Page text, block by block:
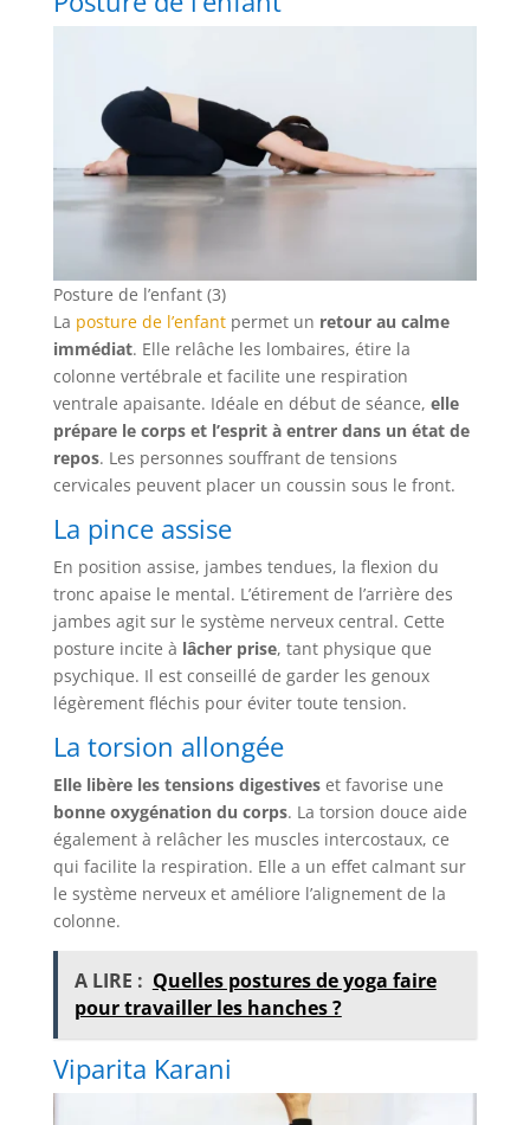
Posture de l’enfant (3)
La posture de l’enfantpermet un retour au calme
immédiat. Elle relâche les lombaires, étire la
colonne vertébrale et facilite une respiration
ventrale apaisante. Idéale en début de séance, elle
prépare le corps et l’esprit à entrer dans un état de
repos. Les personnes souffrant de tensions
cervicales peuvent placer un coussin sous le front.
La pince assise
En position assise, jambes tendues, la flexion du
tronc apaise le mental. L’étirement de l’arrière des
jambes agit sur le système nerveux central. Cette
posture incite à lâcher prise, tant physique que
psychique. Il est conseillé de garder les genoux
légèrement fléchis pour éviter toute tension.
La torsion allongée
Elle libère les tensions digestiveset favorise une
bonne oxygénation du corps. La torsion douce aide
également à relâcher les muscles intercostaux, ce
qui facilite la respiration. Elle a un effet calmant sur
le système nerveux et améliore l’alignement de la
colonne.
A LIRE : Quelles postures de yoga faire
pour travailler les hanches ?
Viparita Karani